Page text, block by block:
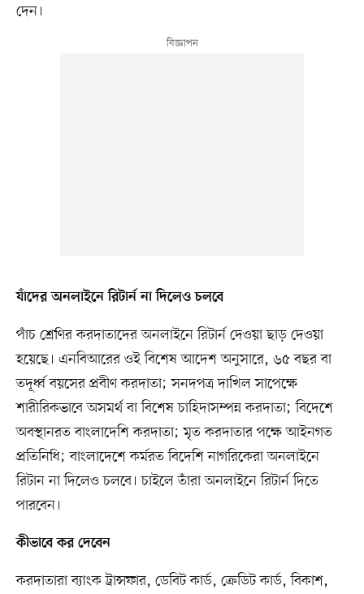
দেন।
যাঁদের অনলাইনে রিটার্ন না দিলেও চলবে
পাঁচ শ্রেণির করদাতাদের অনলাইনে রিটার্ন দেওয়া ছাড় দেওয়া
হয়েছে। এনবিআরের ওই বিশেষ আদেশ অনুসারে, ৬৫ বছর বা
তদূর্ধ্ব বয়সের প্রবীণ করদাতা; সনদপত্র দাখিল সাপেক্ষে
শারীরিকভাবে অসমর্থ বা বিশেষ চাহিদাসম্পন্ন করদাতা; বিদেশে
অবস্থানরত বাংলাদেশি করদাতা; মৃত করদাতার পক্ষে আইনগত
প্রতিনিধি; বাংলাদেশে কর্মরত বিদেশি নাগরিকেরা অনলাইনে
রিটান না দিলেও চলবে। চাইলে তাঁরা অনলাইনে রিটার্ন দিতে
পারবেন।
কীভাবে কর দেবেন
করদাতারা ব্যাংক ট্রান্সফার, ডেবিট কার্ড, ক্রেডিট কার্ড, বিকাশ,